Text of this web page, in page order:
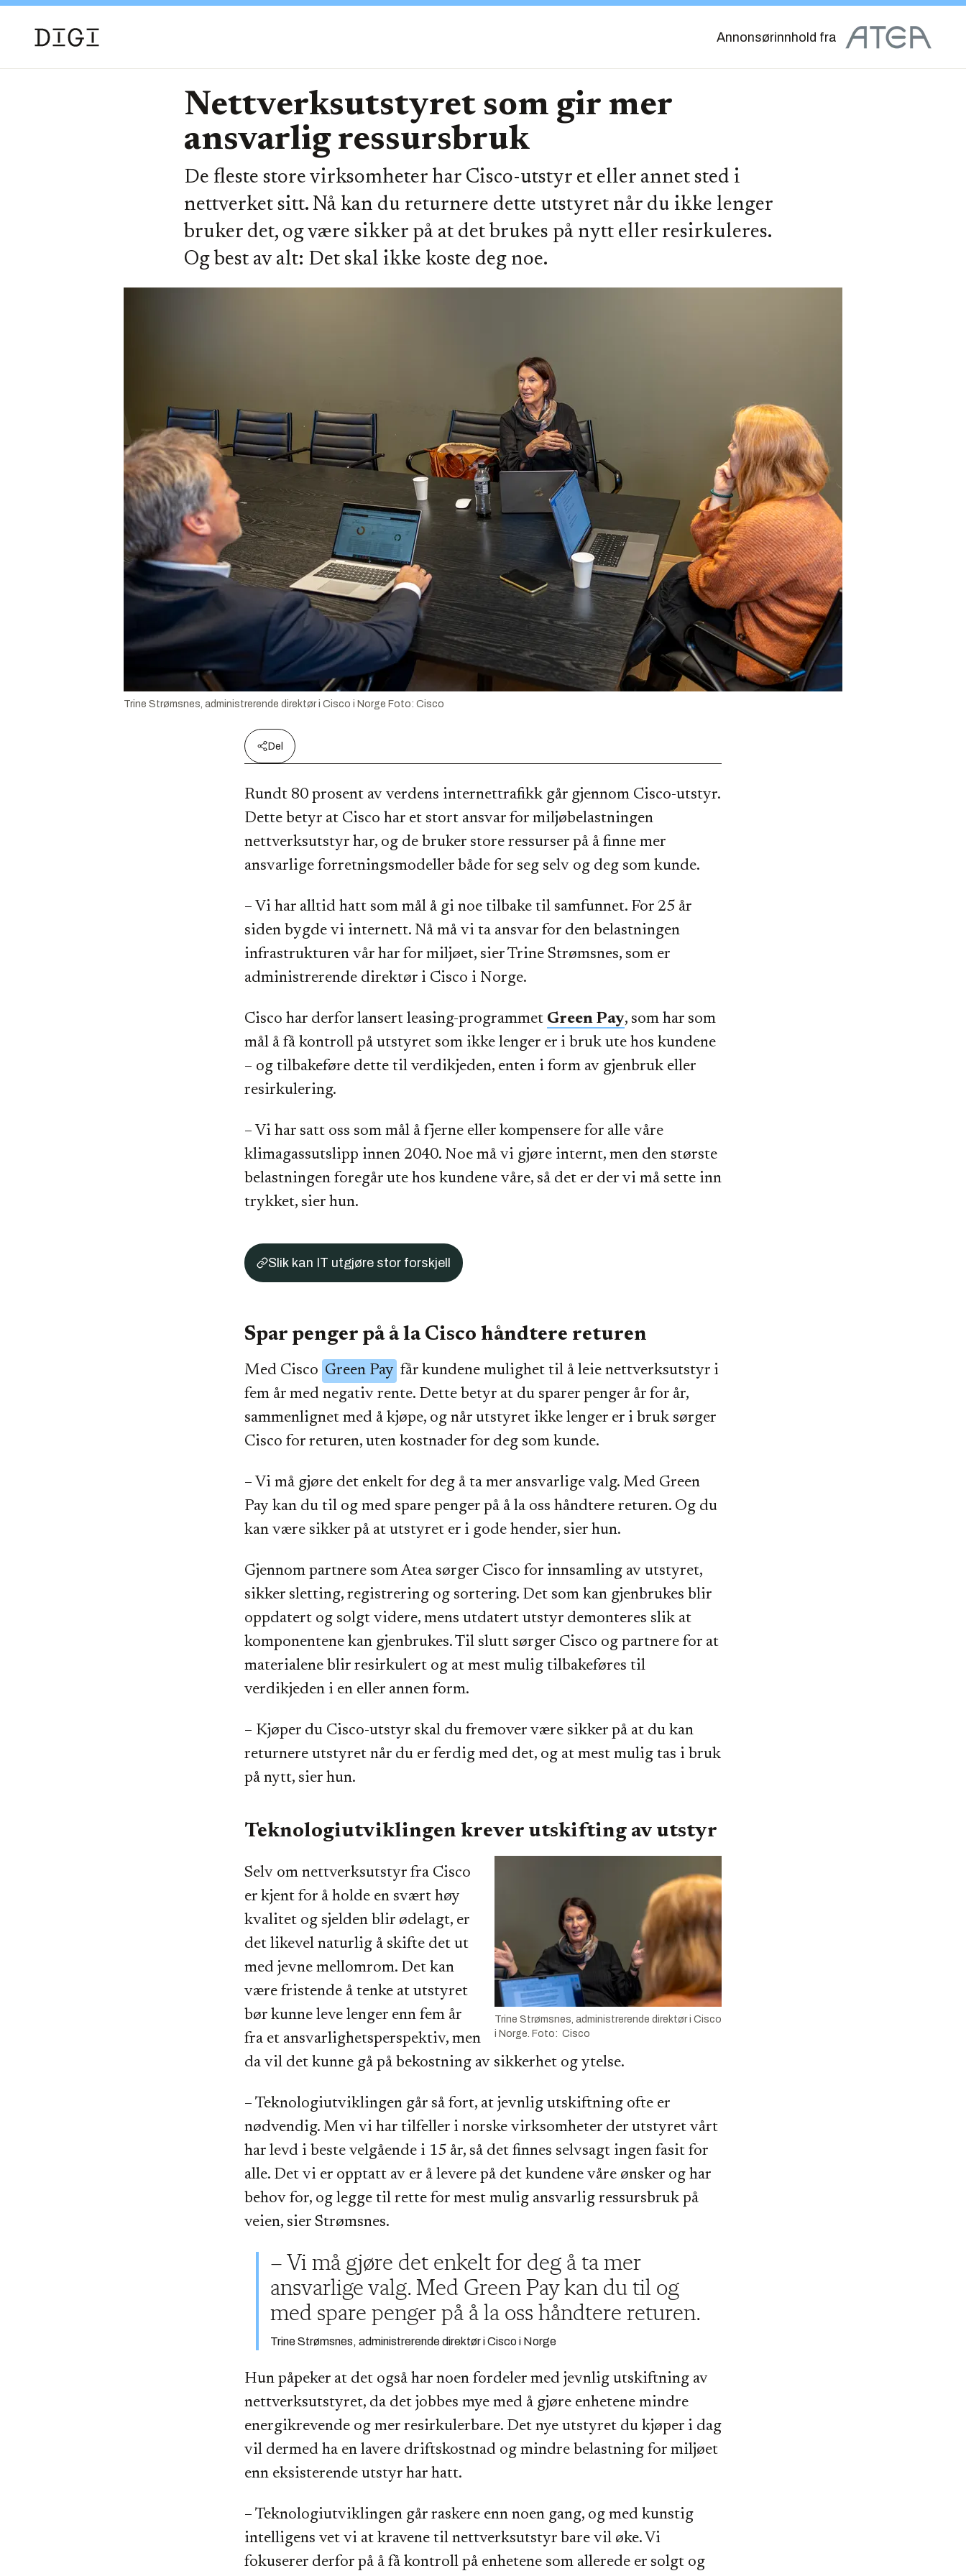
Annonsørinnhold fra
Nettverksutstyret som gir mer
ansvarlig ressursbruk
De fleste store virksomheter har Cisco-utstyr et eller annet sted i
nettverket sitt. Nå kan du returnere dette utstyret når du ikke lenger
bruker det, og være sikker på at det brukes på nytt eller resirkuleres.
Og best av alt: Det skal ikke koste deg noe.
Trine Strømsnes, administrerende direktør i Cisco i Norge Foto: Cisco
Del
Rundt 80 prosent av verdens internettrafikk går gjennom Cisco-utstyr.
Dette betyr at Cisco har et stort ansvar for miljøbelastningen
nettverksutstyr har, og de bruker store ressurser på å finne mer
ansvarlige forretningsmodeller både for seg selv og deg som kunde.
– Vi har alltid hatt som mål å gi noe tilbake til samfunnet. For 25 år
siden bygde vi internett. Nå må vi ta ansvar for den belastningen
infrastrukturen vår har for miljøet, sier Trine Strømsnes, som er
administrerende direktør i Cisco i Norge.
Cisco har derfor lansert leasing-programmet Green Pay, som har som
mål å få kontroll på utstyret som ikke lenger er i bruk ute hos kundene
– og tilbakeføre dette til verdikjeden, enten i form av gjenbruk eller
resirkulering.
– Vi har satt oss som mål å fjerne eller kompensere for alle våre
klimagassutslipp innen 2040. Noe må vi gjøre internt, men den største
belastningen foregår ute hos kundene våre, så det er der vi må sette inn
trykket, sier hun.
Slik kan IT utgjøre stor forskjell
Spar penger på å la Cisco håndtere returen
Med Cisco Green Pay får kundene mulighet til å leie nettverksutstyr i
fem år med negativ rente. Dette betyr at du sparer penger år for år,
sammenlignet med å kjøpe, og når utstyret ikke lenger er i bruk sørger
Cisco for returen, uten kostnader for deg som kunde.
– Vi må gjøre det enkelt for deg å ta mer ansvarlige valg. Med Green
Pay kan du til og med spare penger på å la oss håndtere returen. Og du
kan være sikker på at utstyret er i gode hender, sier hun.
Gjennom partnere som Atea sørger Cisco for innsamling av utstyret,
sikker sletting, registrering og sortering. Det som kan gjenbrukes blir
oppdatert og solgt videre, mens utdatert utstyr demonteres slik at
komponentene kan gjenbrukes. Til slutt sørger Cisco og partnere for at
materialene blir resirkulert og at mest mulig tilbakeføres til
verdikjeden i en eller annen form.
– Kjøper du Cisco-utstyr skal du fremover være sikker på at du kan
returnere utstyret når du er ferdig med det, og at mest mulig tas i bruk
på nytt, sier hun.
Teknologiutviklingen krever utskifting av utstyr
Trine Strømsnes, administrerende direktør i Cisco
i Norge. Foto: Cisco
Selv om nettverksutstyr fra Cisco
er kjent for å holde en svært høy
kvalitet og sjelden blir ødelagt, er
det likevel naturlig å skifte det ut
med jevne mellomrom. Det kan
være fristende å tenke at utstyret
bør kunne leve lenger enn fem år
fra et ansvarlighetsperspektiv, men
da vil det kunne gå på bekostning av sikkerhet og ytelse.
– Teknologiutviklingen går så fort, at jevnlig utskiftning ofte er
nødvendig. Men vi har tilfeller i norske virksomheter der utstyret vårt
har levd i beste velgående i 15 år, så det finnes selvsagt ingen fasit for
alle. Det vi er opptatt av er å levere på det kundene våre ønsker og har
behov for, og legge til rette for mest mulig ansvarlig ressursbruk på
veien, sier Strømsnes.
– Vi må gjøre det enkelt for deg å ta mer
ansvarlige valg. Med Green Pay kan du til og
med spare penger på å la oss håndtere returen.
Trine Strømsnes, administrerende direktør i Cisco i Norge
Hun påpeker at det også har noen fordeler med jevnlig utskiftning av
nettverksutstyret, da det jobbes mye med å gjøre enhetene mindre
energikrevende og mer resirkulerbare. Det nye utstyret du kjøper i dag
vil dermed ha en lavere driftskostnad og mindre belastning for miljøet
enn eksisterende utstyr har hatt.
– Teknologiutviklingen går raskere enn noen gang, og med kunstig
intelligens vet vi at kravene til nettverksutstyr bare vil øke. Vi
fokuserer derfor på å få kontroll på enhetene som allerede er solgt og